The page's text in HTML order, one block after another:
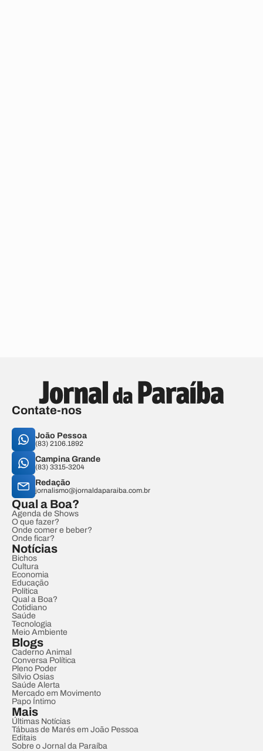
Contate-nos
João Pessoa
(83) 2106.1892
Campina Grande
(83) 3315-3204
Redação
jornalismo@jornaldaparaiba.com.br
Qual a Boa?
Agenda de Shows
O que fazer?
Onde comer e beber?
Onde ficar?
Notícias
Bichos
Cultura
Economia
Educação
Política
Qual a Boa?
Cotidiano
Saúde
Tecnologia
Meio Ambiente
Blogs
Caderno Animal
Conversa Política
Pleno Poder
Sílvio Osias
Saúde Alerta
Mercado em Movimento
Papo Íntimo
Mais
Últimas Notícias
Tábuas de Marés em João Pessoa
Editais
Sobre o Jornal da Paraíba